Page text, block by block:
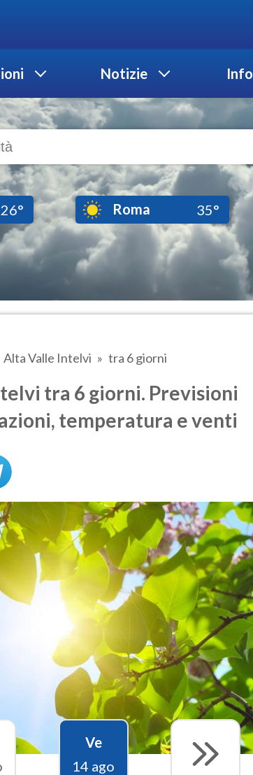
Notizie Info
26° Roma 35°
Alta Valle Intelvi tra 6 giorni
tra 6 giorni. Previsioni
temperatura e venti
Ve
14 ago